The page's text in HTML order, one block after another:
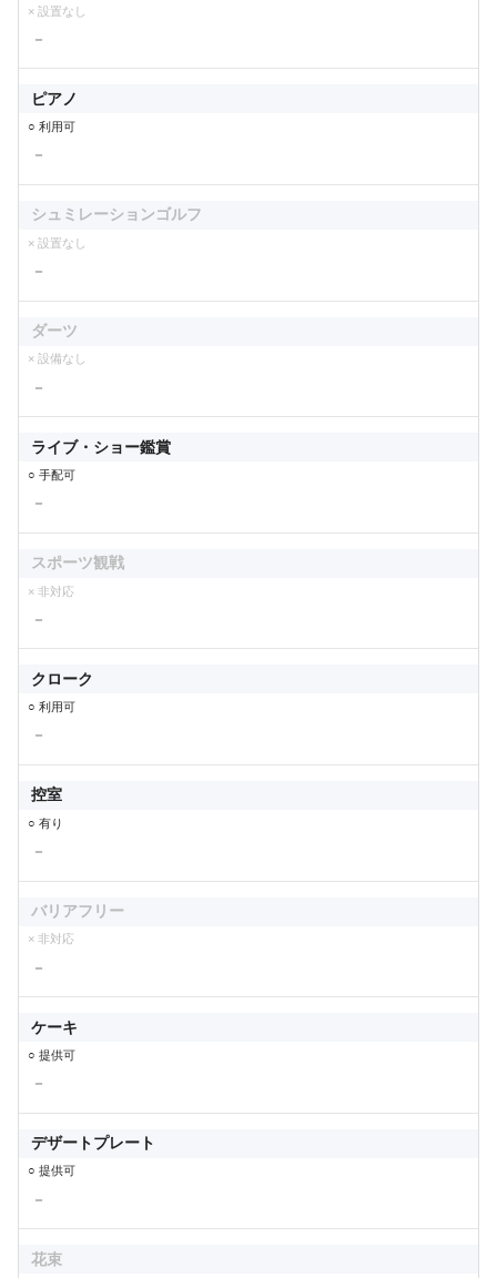
× 設置なし
－
ピアノ
○ 利用可
－
シュミレーションゴルフ
× 設置なし
－
ダーツ
× 設備なし
－
ライブ・ショー鑑賞
○ 手配可
－
スポーツ観戦
× 非対応
－
クローク
○ 利用可
－
控室
○ 有り
－
バリアフリー
× 非対応
－
ケーキ
○ 提供可
－
デザートプレート
○ 提供可
－
花束